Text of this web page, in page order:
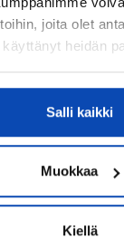
joita olet
heidän
Salli kaikki
Muokkaa
Kiellä
kalustettuna: